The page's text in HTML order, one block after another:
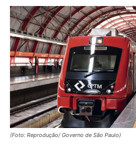
(Foto: Reprodução/ Governo de São Paulo)